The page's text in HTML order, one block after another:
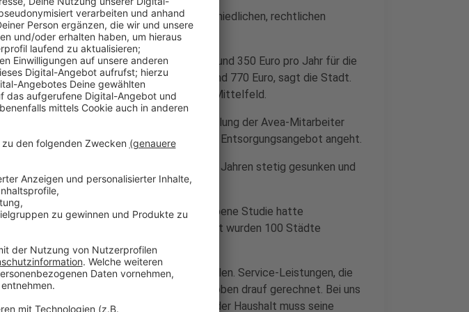
Vergleich aufgrund von unterschiedlichen, rechtlichen
in den Bundesländern für schwierig.
vierköpfige Familie im Schnitt de facto rund 350 Euro pro Jahr für die
nicht wie von der Studie hochgerechnet rund 770 Euro, sagt die Stadt.
mit seiner Gebührensatzung im NRW-Mittelfeld.
seien dafür verantwortlich: Von der Bezahlung der Avea-Mitarbeiter
bis zum Service, was das kostenfreie Entsorgungsangebot angeht.
seien außerdem in den letzten Jahren stetig gesunken und
tun, so die Stadt.
Haus und Grund in Auftrag gegebene Studie hatte
1 der Negativliste gerankt. Deutschlandweit wurden 100 Städte
auf Hochrechnungen und fiktiven Zahlen. Service-Leistungen, die
werden, wurden von den Autoren oben drauf gerechnet. Bei uns
Beispiel nur einen Teil-Service. Sprich, jeder Haushalt muss seine